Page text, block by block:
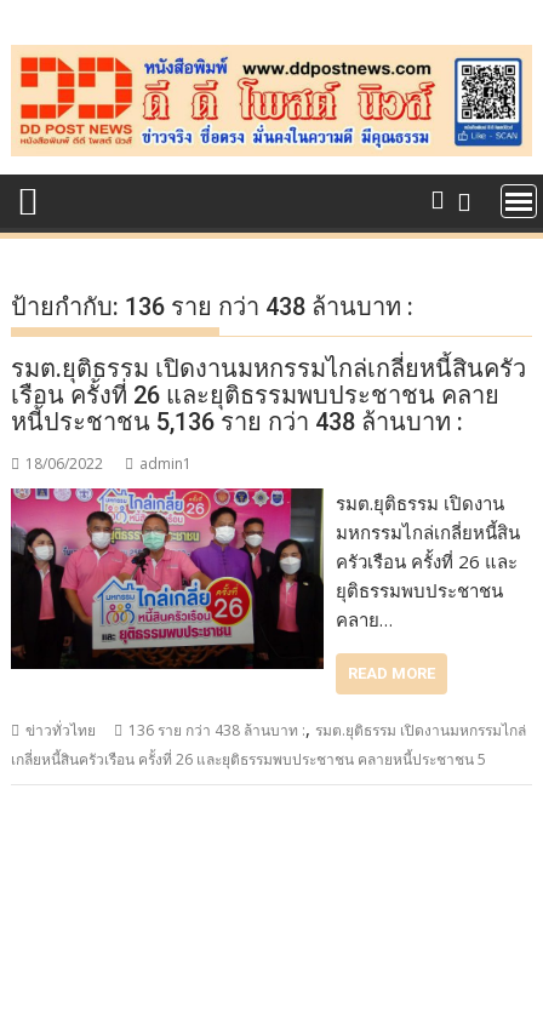
to
content
ป้ายกำกับ: 136 ราย กว่า 438 ล้านบาท :
รมต.ยุติธรรม เปิดงานมหกรรมไกล่เกลี่ยหนี้สินครัว
เรือน ครั้งที่ 26 และยุติธรรมพบประชาชน คลาย
หนี้ประชาชน 5,136 ราย กว่า 438 ล้านบาท :
18/06/2022 admin1
รมต.ยุติธรรม เปิดงาน
มหกรรมไกล่เกลี่ยหนี้สิน
ครัวเรือน ครั้งที่ 26 และ
ยุติธรรมพบประชาชน
คลาย…
READ MORE
ข่าวทั่วไทย 136 ราย กว่า 438 ล้านบาท :, รมต.ยุติธรรม เปิดงานมหกรรมไกล่
เกลี่ยหนี้สินครัวเรือน ครั้งที่ 26 และยุติธรรมพบประชาชน คลายหนี้ประชาชน 5